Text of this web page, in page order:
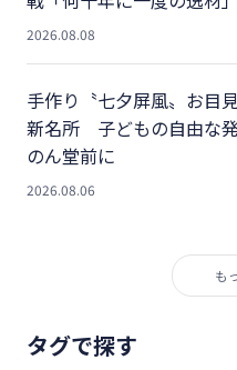
2026.08.08
手作り〝七夕屏風〟お目
新名所 子どもの自由な
のん堂前に
2026.08.06
も
タグで探す